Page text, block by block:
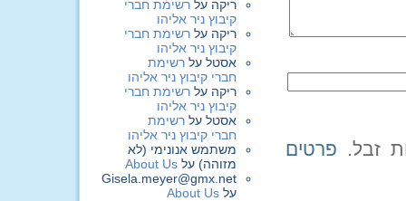
פרטים
ריקה על רשימת חברי
קיבוץ ניר אליהו
ריקה על רשימת חברי
קיבוץ ניר אליהו
אסטל על רשימת
חברי קיבוץ ניר אליהו
ריקה על רשימת חברי
קיבוץ ניר אליהו
אסטל על רשימת
חברי קיבוץ ניר אליהו
משתמש אנונימי (לא
מזוהה) על About Us
Gisela.meyer@gmx.net
על About Us